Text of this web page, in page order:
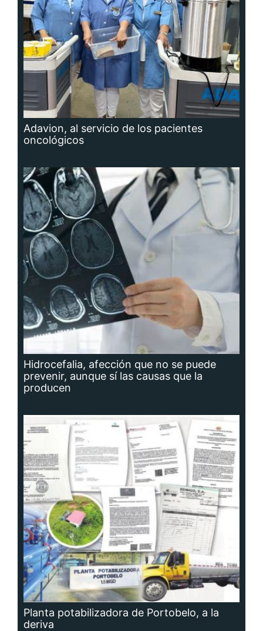
Adavion, al servicio de los pacientes
oncológicos
Hidrocefalia, afección que no se puede
prevenir, aunque sí las causas que la
producen
Planta potabilizadora de Portobelo, a la
deriva